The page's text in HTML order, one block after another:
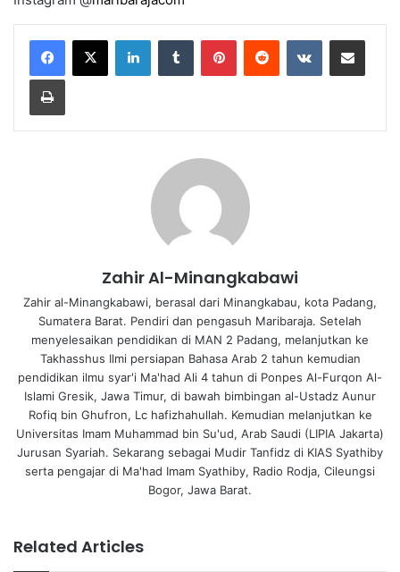
Zahir Al-Minangkabawi
Zahir al-Minangkabawi, berasal dari Minangkabau, kota Padang,
Sumatera Barat. Pendiri dan pengasuh Maribaraja. Setelah
menyelesaikan pendidikan di MAN 2 Padang, melanjutkan ke
Takhasshus Ilmi persiapan Bahasa Arab 2 tahun kemudian
pendidikan ilmu syar'i Ma'had Ali 4 tahun di Ponpes Al-Furqon Al-
Islami Gresik, Jawa Timur, di bawah bimbingan al-Ustadz Aunur
Rofiq bin Ghufron, Lc hafizhahullah. Kemudian melanjutkan ke
Universitas Imam Muhammad bin Su'ud, Arab Saudi (LIPIA Jakarta)
Jurusan Syariah. Sekarang sebagai Mudir Tanfidz di KIAS Syathiby
serta pengajar di Ma'had Imam Syathiby, Radio Rodja, Cileungsi
Bogor, Jawa Barat.
Related Articles